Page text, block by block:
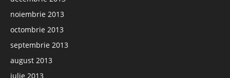
noiembrie 2013
octombrie 2013
septembrie 2013
august 2013
iulie 2013